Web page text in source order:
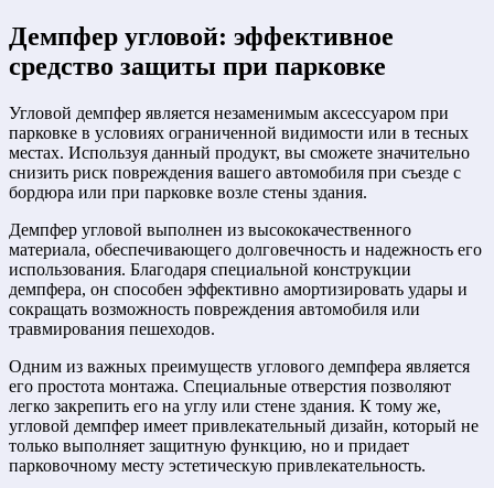
Демпфер угловой: эффективное
средство защиты при парковке
Угловой демпфер является незаменимым аксессуаром при
парковке в условиях ограниченной видимости или в тесных
местах. Используя данный продукт, вы сможете значительно
снизить риск повреждения вашего автомобиля при съезде с
бордюра или при парковке возле стены здания.
Демпфер угловой выполнен из высококачественного
материала, обеспечивающего долговечность и надежность его
использования. Благодаря специальной конструкции
демпфера, он способен эффективно амортизировать удары и
сокращать возможность повреждения автомобиля или
травмирования пешеходов.
Одним из важных преимуществ углового демпфера является
его простота монтажа. Специальные отверстия позволяют
легко закрепить его на углу или стене здания. К тому же,
угловой демпфер имеет привлекательный дизайн, который не
только выполняет защитную функцию, но и придает
парковочному месту эстетическую привлекательность.